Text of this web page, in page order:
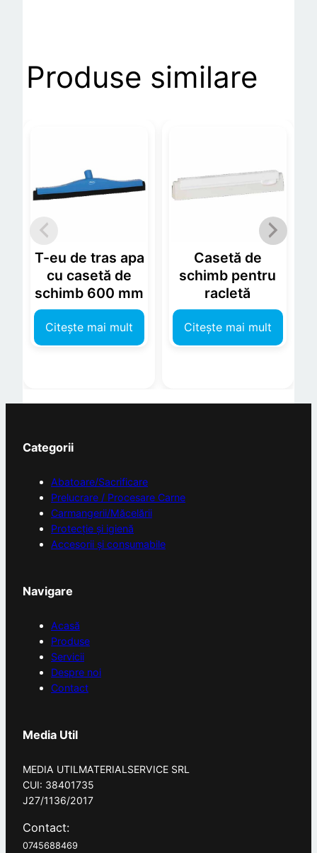
Produse similare
T-eu de tras apa
cu casetă de
schimb 600 mm
Citește mai mult
Casetă de
schimb pentru
racletă
Citește mai mult
Categorii
Abatoare/Sacrificare
Prelucrare / Procesare Carne
Carmangerii/Măcelării
Protecție și igienă
Accesorii și consumabile
Navigare
Acasă
Produse
Servicii
Despre noi
Contact
Media Util
MEDIA UTILMATERIALSERVICE SRL
CUI: 38401735
J27/1136/2017
Contact:
0745688469